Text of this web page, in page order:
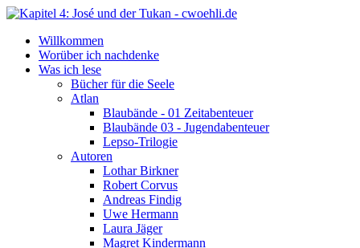
Willkommen
Worüber ich nachdenke
Was ich lese
Bücher für die Seele
Atlan
Blaubände - 01 Zeitabenteuer
Blaubände 03 - Jugendabenteuer
Lepso-Trilogie
Autoren
Lothar Birkner
Robert Corvus
Andreas Findig
Uwe Hermann
Laura Jäger
Magret Kindermann